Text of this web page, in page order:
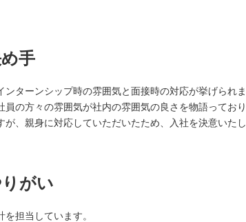
手
ターンシップ時の雰囲気と面接時の対応が挙げられま
員の方々の雰囲気が社内の雰囲気の良さを物語ってお
、親身に対応していただいたため、入社を決意いたし
がい
担当しています。